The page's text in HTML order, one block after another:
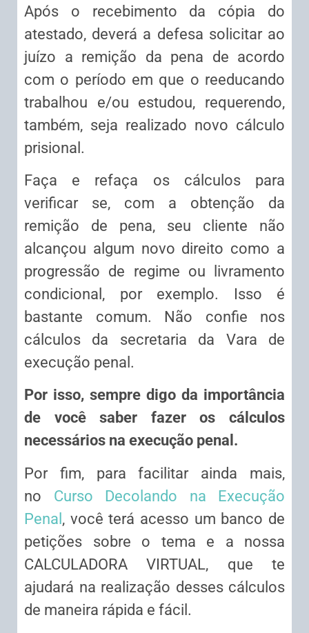
Após o recebimento da cópia do
atestado, deverá a defesa solicitar ao
juízo a remição da pena de acordo
com o período em que o reeducando
trabalhou e/ou estudou, requerendo,
também, seja realizado novo cálculo
prisional.
Faça e refaça os cálculos para
verificar se, com a obtenção da
remição de pena, seu cliente não
alcançou algum novo direito como a
progressão de regime ou livramento
condicional, por exemplo. Isso é
bastante comum. Não confie nos
cálculos da secretaria da Vara de
execução penal.
Por isso, sempre digo da importância
de você saber fazer os cálculos
necessários na execução penal.
Por fim, para facilitar ainda mais,
no Curso Decolando na Execução
Penal , você terá acesso um banco de
petições sobre o tema e a nossa
CALCULADORA VIRTUAL, que te
ajudará na realização desses cálculos
de maneira rápida e fácil.